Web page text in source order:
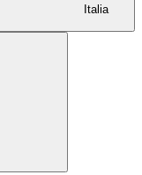
Italia